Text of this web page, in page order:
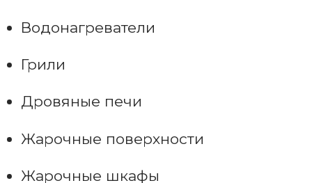
Водонагреватели
Грили
Дровяные печи
Жарочные поверхности
Жарочные шкафы